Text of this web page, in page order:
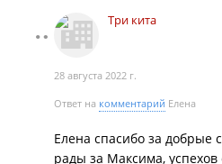
Три кита
28 августа 2022 г.
Ответ на комментарий Елена
Елена спасибо за добрые
рады за Максима, успехов